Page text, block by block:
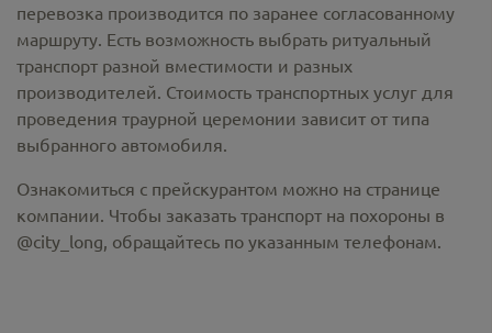
перевозка производится по заранее согласованному
маршруту. Есть возможность выбрать ритуальный
транспорт разной вместимости и разных
производителей. Стоимость транспортных услуг для
проведения траурной церемонии зависит от типа
выбранного автомобиля.
Ознакомиться с прейскурантом можно на странице
компании. Чтобы заказать транспорт на похороны в
@city_long, обращайтесь по указанным телефонам.